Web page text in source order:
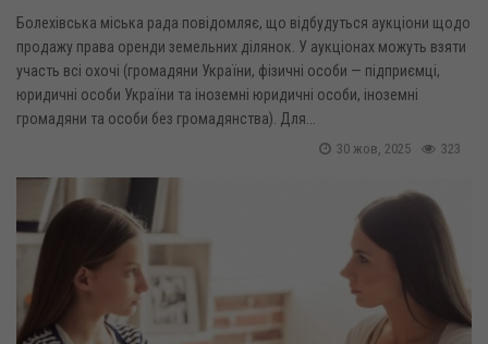
Болехівська міська рада повідомляє, що відбудуться аукціони щодо
продажу права оренди земельних ділянок. У аукціонах можуть взяти
участь всі охочі (громадяни України, фізичні особи — підприємці,
юридичні особи України та іноземні юридичні особи, іноземні
громадяни та особи без громадянства). Для...
323
30 жов, 2025